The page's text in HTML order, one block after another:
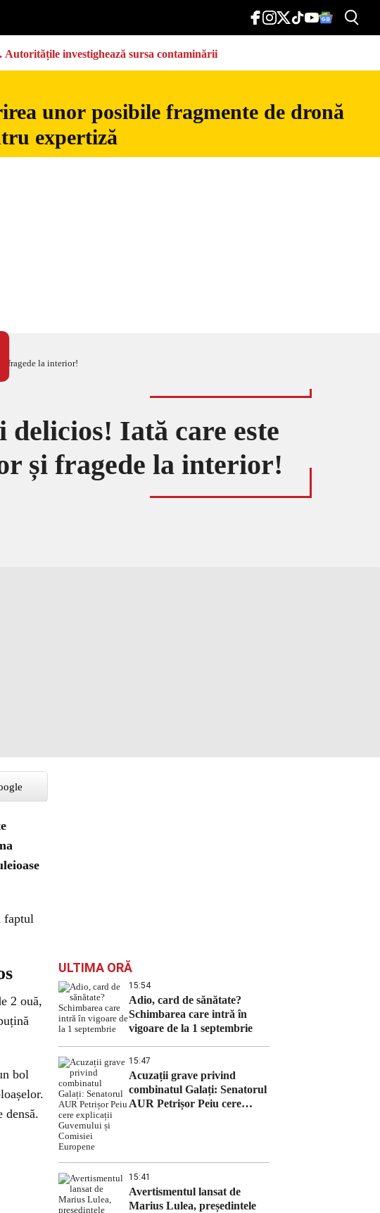
Autoritățile investighează sursa contaminării
unor posibile fragmente de dronă
expertiză
fragede la interior!
Iată care este
și fragede la interior!
faptul
2 ouă,
bol
densă.
ULTIMA ORĂ
15:54
Adio, card de sănătate?
Schimbarea care intră în
vigoare de la 1 septembrie
15:47
Acuzații grave privind
combinatul Galați: Senatorul
AUR Petrișor Peiu cere
15:41
Avertismentul lansat de
Marius Lulea, președintele